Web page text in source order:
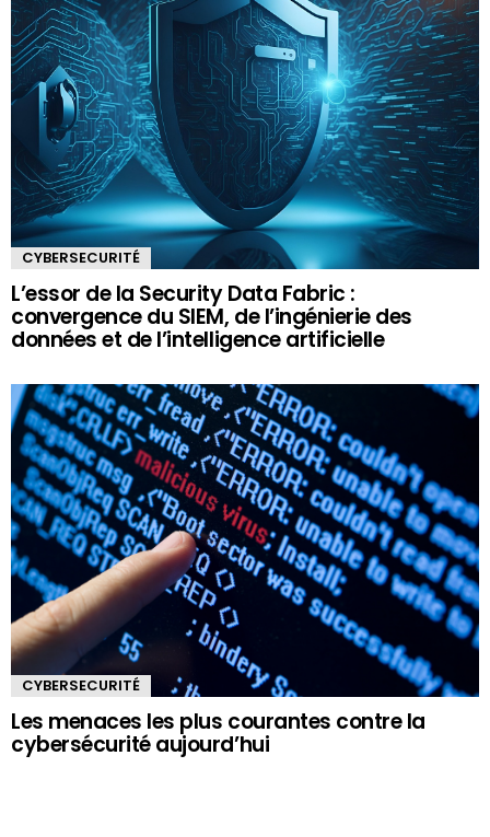
CYBERSECURITÉ
L’essor de la Security Data Fabric :
convergence du SIEM, de l’ingénierie des
données et de l’intelligence artificielle
CYBERSECURITÉ
Les menaces les plus courantes contre la
cybersécurité aujourd’hui